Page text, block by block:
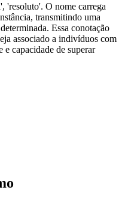
'resoluto'. O nome carrega
transmitindo uma
Essa conotação
associado a indivíduos com
e capacidade de superar